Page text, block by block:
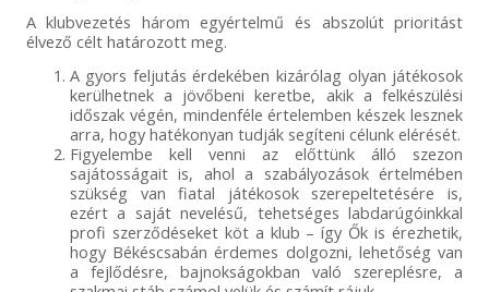
A klubvezetés három egyértelmű és abszolút prioritást
élvező célt határozott meg.
A gyors feljutás érdekében kizárólag olyan játékosok
kerülhetnek a jövőbeni keretbe, akik a felkészülési
időszak végén, mindenféle értelemben készek lesznek
arra, hogy hatékonyan tudják segíteni célunk elérését.
Figyelembe kell venni az előttünk álló szezon
sajátosságait is, ahol a szabályozások értelmében
szükség van fiatal játékosok szerepeltetésére is,
ezért a saját nevelésű, tehetséges labdarúgóinkkal
profi szerződéseket köt a klub – így Ők is érezhetik,
hogy Békéscsabán érdemes dolgozni, lehetőség van
a fejlődésre, bajnokságokban való szereplésre, a